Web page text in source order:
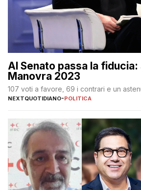
Al Senato passa la
Manovra 2023
107 voti a favore, 69 i contrari e un
NEXTQUOTIDIANO-POLITICA